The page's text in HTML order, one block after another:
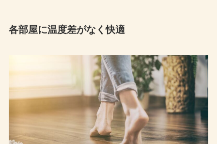
各部屋に温度差がなく快適